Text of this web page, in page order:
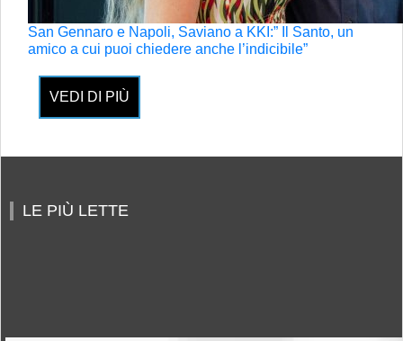
San Gennaro e Napoli, Saviano a KKI:” Il Santo, un
amico a cui puoi chiedere anche l’indicibile”
VEDI DI PIÙ
LE PIÙ LETTE